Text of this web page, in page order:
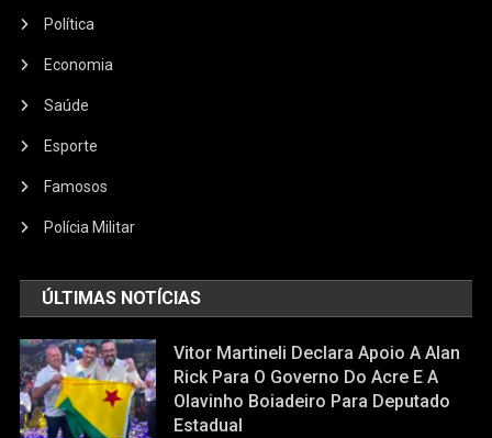
Política
Economia
Saúde
Esporte
Famosos
Polícia Militar
ÚLTIMAS NOTÍCIAS
Vitor Martineli Declara Apoio A Alan
Rick Para O Governo Do Acre E A
Olavinho Boiadeiro Para Deputado
Estadual